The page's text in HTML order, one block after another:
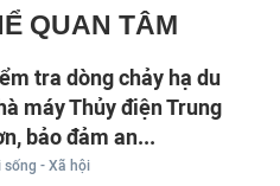
QUAN TÂM
tra dòng chảy hạ du
máy Thủy điện Trung
bảo đảm an...
sống - Xã hội